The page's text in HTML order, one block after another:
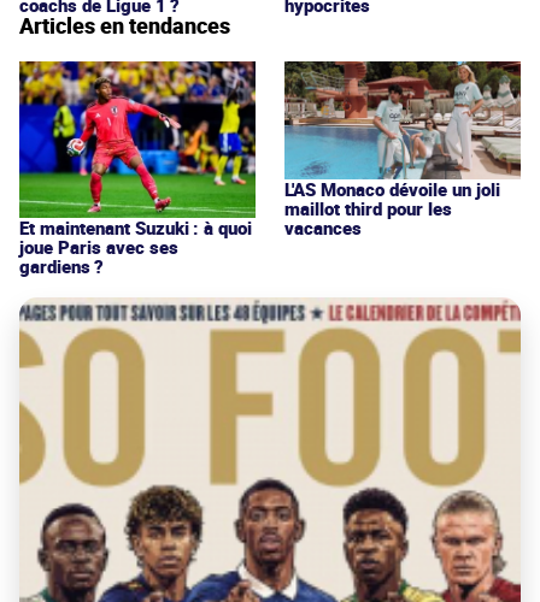
Articles en tendances
Et maintenant Suzuki : à quoi
joue Paris avec ses
gardiens ?
L'AS Monaco dévoile un joli
maillot third pour les
vacances